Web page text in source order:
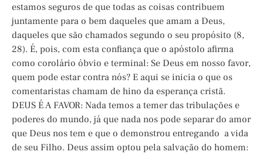
estamos seguros de que todas as coisas contribuem
juntamente para o bem daqueles que amam a Deus,
daqueles que são chamados segundo o seu propósito (8,
28). É, pois, com esta confiança que o apóstolo afirma
como corolário óbvio e terminal: Se Deus em nosso favor,
quem pode estar contra nós? E aqui se inicia o que os
comentaristas chamam de hino da esperança cristã.
DEUS É A FAVOR: Nada temos a temer das tribulações e
poderes do mundo, já que nada nos pode separar do amor
que Deus nos tem e que o demonstrou entregando a vida
de seu Filho. Deus assim optou pela salvação do homem: